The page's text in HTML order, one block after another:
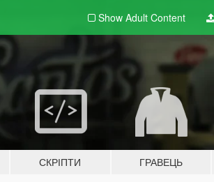
Show Adult Content
СКРІПТИ ГРАВЕЦЬ